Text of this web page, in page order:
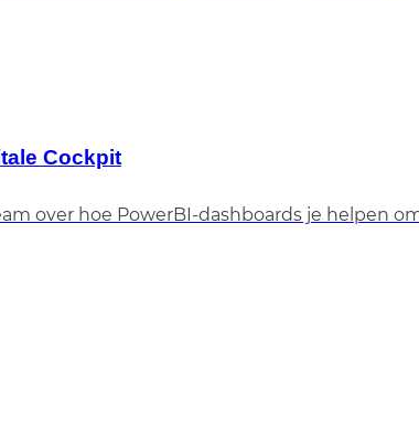
Cockpit
over hoe PowerBI-dashboards je helpen